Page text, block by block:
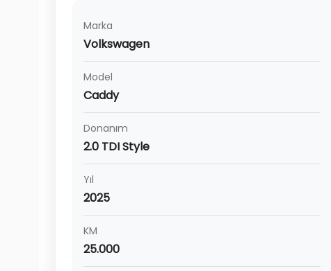
Marka
Volkswagen
Model
Caddy
Donanım
2.0 TDI Style
Yıl
2025
KM
25.000